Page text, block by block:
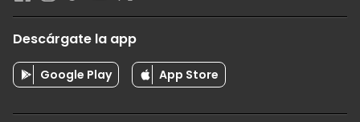
Descárgate la app
Google Play App Store